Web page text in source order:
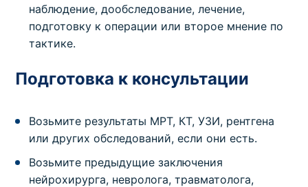
наблюдение, дообследование, лечение,
подготовку к операции или второе мнение по
тактике.
Подготовка к консультации
Возьмите результаты МРТ, КТ, УЗИ, рентгена
или других обследований, если они есть.
Возьмите предыдущие заключения
нейрохирурга, невролога, травматолога,